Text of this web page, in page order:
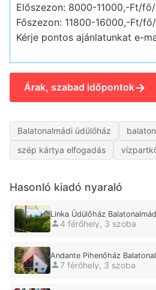
Előszezon: 8000-11000,-Ft/
Főszezon: 11800-16000,-Ft/
Kérje pontos ajánlatunkat e-
Árak, szabad időpontok→
Balatonalmádi üdülőház
szép kártya elfogadás
Hasonló kiadó nyaraló
Linka Üdülőház
4 férőhely, 3 szoba
Andante Pihenőház
7 férőhely, 3 szoba